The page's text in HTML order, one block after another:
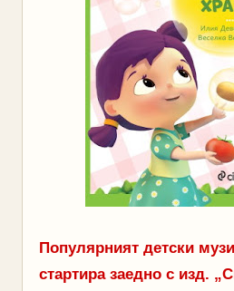
Популярният детски
стартира заедно с изд.